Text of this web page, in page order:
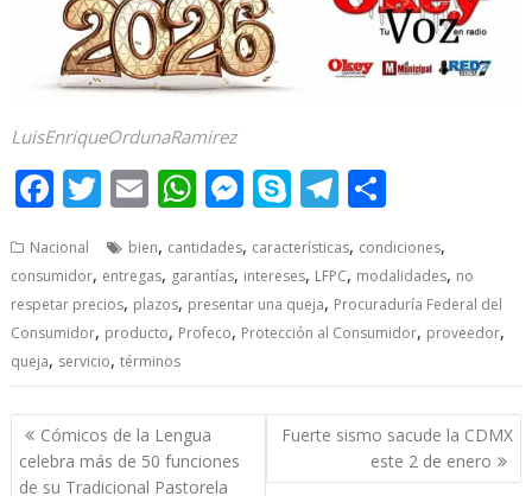
LuisEnriqueOrdunaRamirez
F
e
b
o
o
k
T
itt
er
E
ai
l
W
at
s
A
p
p
M
ss
e
n
g
er
S
y
p
e
T
e
gr
a
m
ar
e
Nacional bien, cantidades, características, condiciones,
consumidor, entregas, garantías, intereses, LFPC, modalidades, no
respetar precios, plazos, presentar una queja, Procuraduría Federal del
Consumidor, producto, Profeco, Protección al Consumidor, proveedor,
queja, servicio,términos
Post
navigation
Cómicos de la Lengua
celebra más de 50 funciones
de su Tradicional Pastorela
Fuerte sismo sacude la CDMX
este 2 de enero